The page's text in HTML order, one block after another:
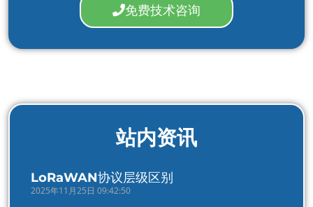
免费技术咨询
站内资讯
LoRaWAN协议层级区别
2025年11月25日 09:42:50